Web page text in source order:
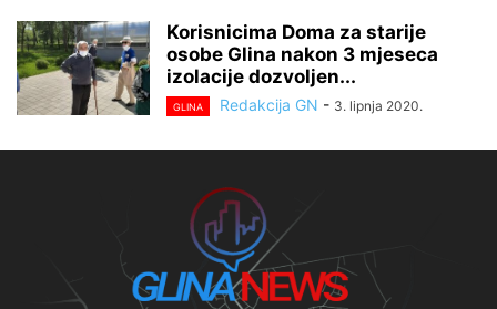
Korisnicima Doma za starije
osobe Glina nakon 3 mjeseca
izolacije dozvoljen...
GLINA Redakcija GN - 3. lipnja 2020.